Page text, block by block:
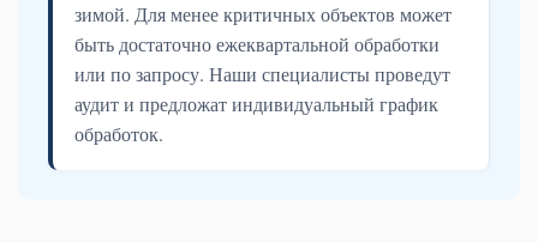
зимой. Для менее критичных объектов может
быть достаточно ежеквартальной обработки
или по запросу. Наши специалисты проведут
аудит и предложат индивидуальный график
обработок.